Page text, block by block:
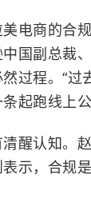
电商的合
国副总裁
过程。“
起跑线上
醒认知。
示，合规